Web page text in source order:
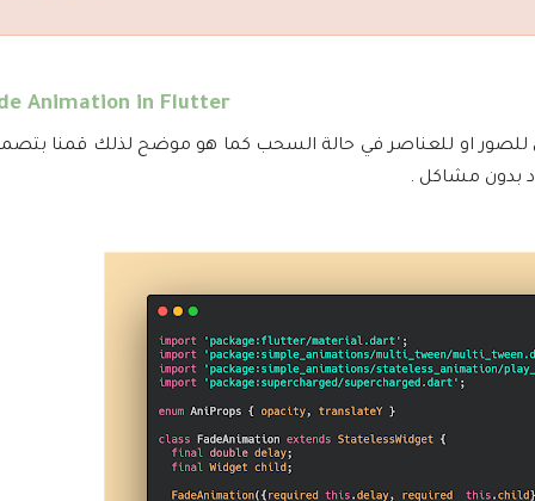
Animation in Flutter
بدون مشاكل .